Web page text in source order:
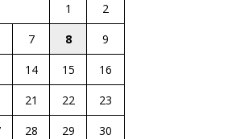
1
2
7 8
9
14 15
16
21 22
23
28 29
30